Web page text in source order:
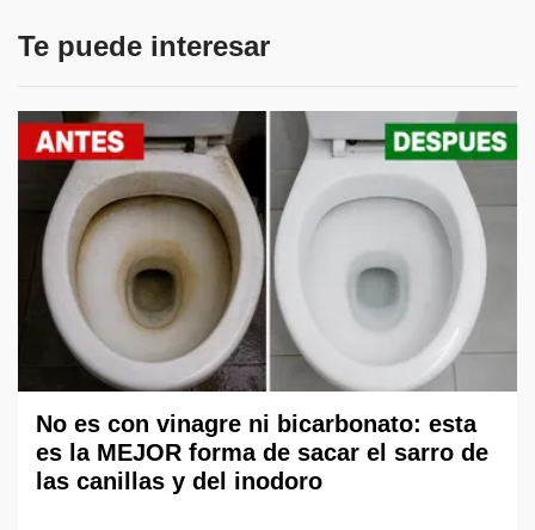
Te puede interesar
No es con vinagre ni bicarbonato: esta
es la MEJOR forma de sacar el sarro de
las canillas y del inodoro